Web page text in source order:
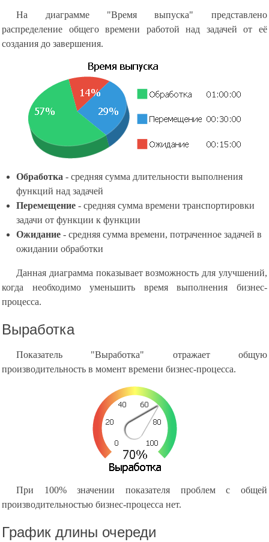
На диаграмме "Время выпуска" представлено
распределение общего времени работой над задачей от её
создания до завершения.
Обработка - средняя сумма длительности выполнения
функций над задачей
Перемещение - средняя сумма времени транспортировки
задачи от функции к функции
Ожидание - средняя сумма времени, потраченное задачей в
ожидании обработки
Данная диаграмма показывает возможность для улучшений,
когда необходимо уменьшить время выполнения бизнес-
процесса.
Выработка
Показатель "Выработка" отражает общую
производительность в момент времени бизнес-процесса.
При 100% значении показателя проблем с общей
производительностью бизнес-процесса нет.
График длины очереди